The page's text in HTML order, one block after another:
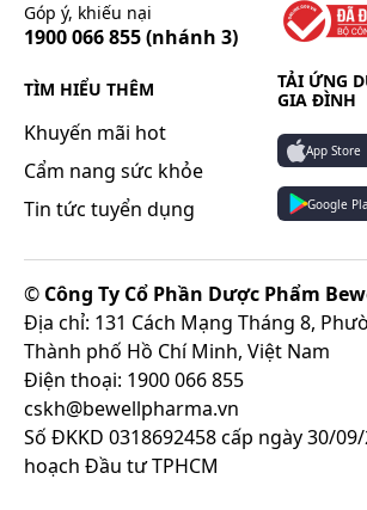
Góp ý, khiếu nại
1900 066 855(nhánh 3)
TÌM HIỂU THÊM
Khuyến mãi hot
Cẩm nang sức khỏe
Tin tức tuyển dụng
TẢI ỨNG
GIA ĐÌNH
App Store
Google
© Công Ty Cổ Phần Dược Phẩm
Địa chỉ: 131 Cách Mạng Tháng 8,
Thành phố Hồ Chí Minh, Việt Nam
Điện thoại: 1900 066 855
cskh@bewellpharma.vn
Số ĐKKD 0318692458 cấp ngày 30/
hoạch Đầu tư TPHCM